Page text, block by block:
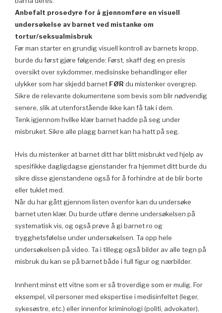
Anbefalt prosedyre for å gjennomføre en visuell
undersøkelse av barnet ved mistanke om
tortur/seksualmisbruk
Før man starter en grundig visuell kontroll av barnets kropp,
burde du først gjøre følgende: Først, skaff deg en presis
oversikt over sykdommer, medisinske behandlinger eller
ulykker som har skjedd barnet FØR du mistenker overgrep.
Sikre de relevante dokumentene som bevis som blir nødvendig
senere, slik at utenforstående ikke kan få tak i dem.
Tenk igjennom hvilke klær barnet hadde på seg under
misbruket. Sikre alle plagg barnet kan ha hatt på seg.
Hvis du mistenker at barnet ditt har blitt misbrukt ved hjelp av
spesifikke dagligdagse gjenstander fra hjemmet ditt burde du
sikre disse gjenstandene også for å forhindre at de blir borte
eller tuklet med.
Når du har gått gjennom listen ovenfor kan du undersøke
barnet uten klær. Du burde utføre denne undersøkelsen på
systematisk vis, og også prøve å gi barnet ro og
trygghetsfølelse under undersøkelsen. Ta opp hele
undersøkelsen på video. Ta i tillegg også bilder av alle tegn på
misbruk du kan se på barnet både i full figur og nærbilder.
Innhent minst ett vitne som er så troverdige som er mulig. For
eksempel, vil personer med ekspertise i medisinfeltet (leger,
sykesøstre, etc.) eller innenfor kriminologi (politi, advokater),